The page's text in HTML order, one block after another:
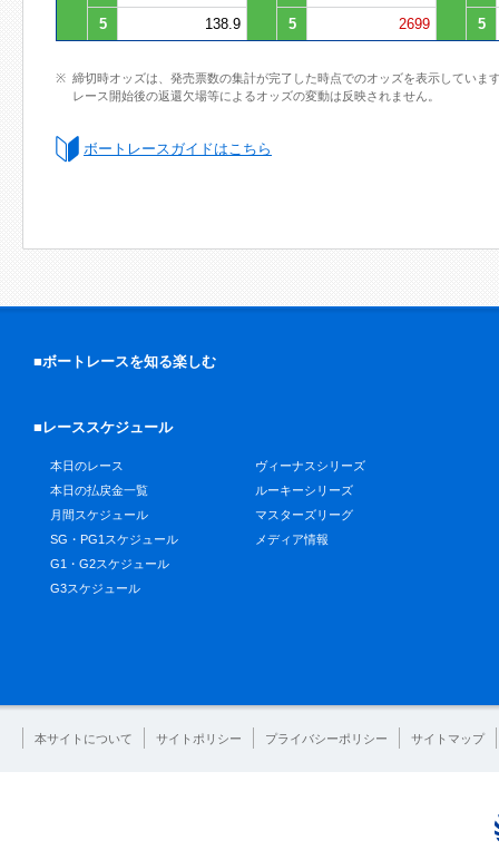
5
138.9 5 2699 5
締切時オッズは、発売票数の集計が完了した時点でのオッズを表示していま
レース開始後の返還欠場等によるオッズの変動は反映されません。
ボートレースガイドはこちら
■ボートレースを知る楽しむ
■レーススケジュール
本日のレース
本日の払戻金一覧
月間スケジュール
SG・PG1スケジュール
G1・G2スケジュール
G3スケジュール
ヴィーナスシリーズ
ルーキーシリーズ
マスターズリーグ
メディア情報
本サイトについて サイトポリシー プライバシーポリシー サイトマップ